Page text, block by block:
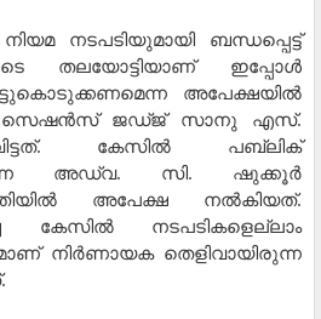
നടപടിയുമായി ബന്ധപ്പെട്ട്
തലയോട്ടിയാണ് ഇപ്പോള്‍
അപേക്ഷയില്‍
സെഷന്‍സ് ജഡ്ജ് സാനു എസ്.
കേസില്‍ പബ്ലിക്
അഡ്വ. സി. ഷുക്കൂര്‍
അപേക്ഷ നല്‍കിയത്.
കേസില്‍ നടപടികളെല്ലാം
നിര്‍ണായക തെളിവായിരുന്ന